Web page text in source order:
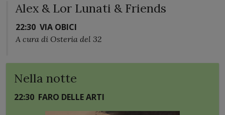
Alex & Lor Lunati & Friends
22:30 VIA OBICI
A cura di Osteria del 32
Nella notte
22:30 FARO DELLE ARTI